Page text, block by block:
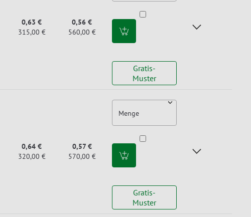
0,63 €
315,00 €
0,56 €
560,00 €
Gratis-
Muster
0,64 €
320,00 €
0,57 €
570,00 €
Menge
Gratis-
Muster